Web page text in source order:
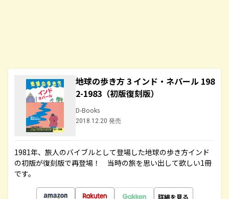
地球の歩き方 3 インド・ネパール 198
2-1983（初版復刻版）
D-Books
2018.12.20 発売
1981年、旅人のバイブルとして登場した地球の歩き方インド
の初版が復刻版で再登場！ 当時の旅を思い出して欲しい1冊
です。
詳細を見る